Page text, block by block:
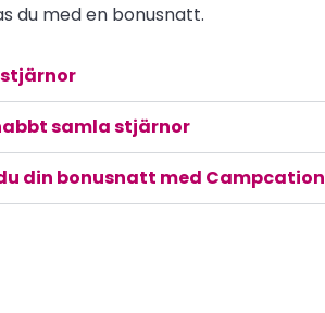
du med en bonusnatt.
samla stjärnor
din bonusnatt med Campcation